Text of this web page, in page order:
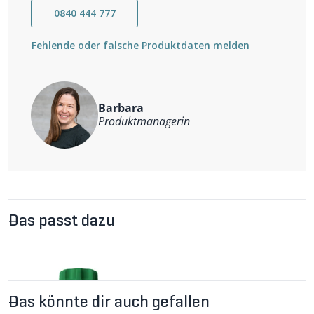
Bewegungsfreiheit auf dem Trail.
temperaturausgleichend
geruchshemmend
Brillenputztuch
Material: 52% Merinowolle, 35% recyceltes Polyester,
13% Polyamid
0840 444 777
Fehlende oder falsche Produktdaten melden
Barbara
Produktmanagerin
Das passt dazu
Das könnte dir auch gefallen